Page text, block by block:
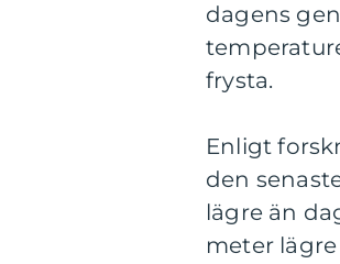
dagens
frysta.
Enligt
den
lägre än
meter